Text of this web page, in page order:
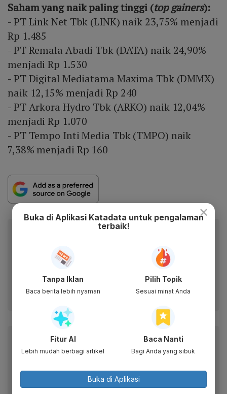
Saham yang naik paling tinggi (top gainers):
- PT Link Net Tbk (LINK) naik 23,75% menjadi
Rp 1.485
- PT Remala Abadi Tbk (DATA) naik 24,90%
menjadi Rp 1.530
- PT Digital Mediatama Maxima Tbk (DMMX)
naik 12,15% menjadi Rp 240
- PT Arkora Hydro Tbk (ARKO) naik 12,04%
menjadi Rp 1.070
- PT Tempo Inti Media Tbk (TMPO) naik
7,38% menjadi Rp 160
Dapatkan akses cepat ke berita terkini dan data
berharga dari WhatsApp Channel Katadata.co.id
Ikuti kami
Baca artikel ini lewat aplikasi mobile.
Dapatkan pengalaman membaca lebih nyaman dan nikmati
×
Buka di Aplikasi Katadata untuk pengalaman
terbaik!
Tanpa Iklan
Baca berita lebih nyaman
Pilih Topik
Sesuai minat Anda
Fitur AI
Lebih mudah berbagi artikel
Baca Nanti
Bagi Anda yang sibuk
Buka di Aplikasi